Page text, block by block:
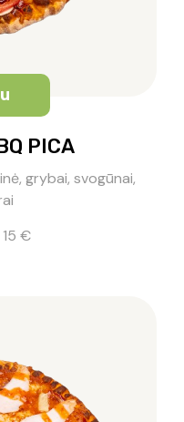
PICA
grybai, svogūnai,
€